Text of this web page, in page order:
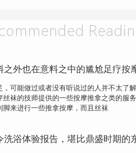
之外也在意料之中的尴尬足疗按
可能做过或者没有听说过的人并不太了
丝袜的技师提供的一些按摩推拿之类的服
脚来进行一些推拿按摩，而且丝袜
洗浴体验报告，堪比鼎盛时期的